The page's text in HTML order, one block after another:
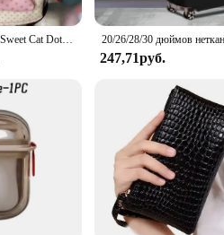
Рюкзаки Kawaii Sweet Cat Dot контрастного цвета Y2k, винтажные лоскутные школьные сумки в консервативном стиле, милые студенческие сумки большой вместимости для женщин
247,71руб.